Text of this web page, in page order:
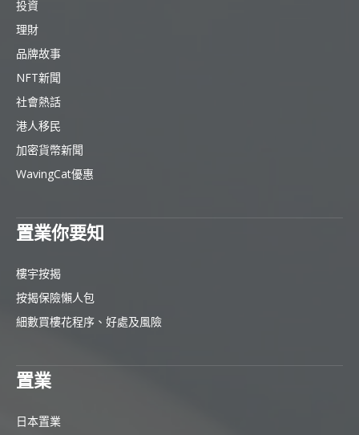
投資
理財
品牌故事
NFT新聞
社會熱話
港人移民
加密貨幣新聞
WavingCat優惠
置業你要知
樓宇按揭
按揭保險懶人包
細數買樓花程序、好處及風險
置業
日本置業